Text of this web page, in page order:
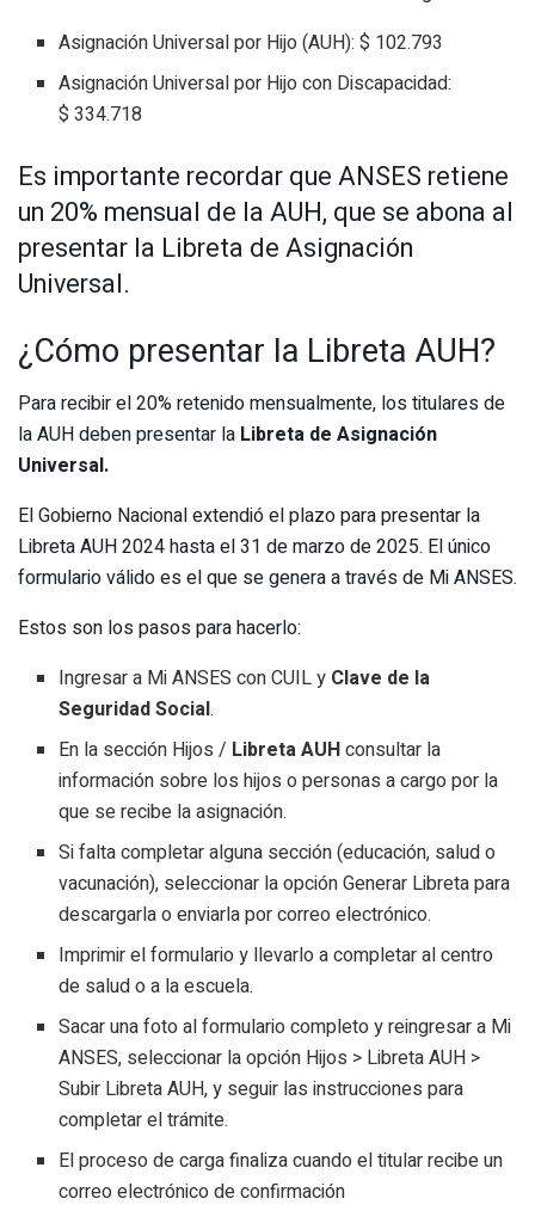
Asignación Universal por Hijo (AUH): $ 102.793
Asignación Universal por Hijo con Discapacidad:
$ 334.718
Es importante recordar que ANSES retiene
un 20% mensual de la AUH, que se abona al
presentar la Libreta de Asignación
Universal.
¿Cómo presentar la Libreta AUH?
Para recibir el 20% retenido mensualmente, los titulares de
la AUH deben presentar la Libreta de Asignación
Universal.
El Gobierno Nacional extendió el plazo para presentar la
Libreta AUH 2024 hasta el 31 de marzo de 2025. El único
formulario válido es el que se genera a través de Mi ANSES.
Estos son los pasos para hacerlo:
Ingresar a Mi ANSES con CUIL y Clave de la
Seguridad Social.
En la sección Hijos / Libreta AUHconsultar la
información sobre los hijos o personas a cargo por la
que se recibe la asignación.
Si falta completar alguna sección (educación, salud o
vacunación), seleccionar la opción Generar Libreta para
descargarla o enviarla por correo electrónico.
Imprimir el formulario y llevarlo a completar al centro
de salud o a la escuela.
Sacar una foto al formulario completo y reingresar a Mi
ANSES, seleccionar la opción Hijos > Libreta AUH >
Subir Libreta AUH, y seguir las instrucciones para
completar el trámite.
El proceso de carga finaliza cuando el titular recibe un
correo electrónico de confirmación